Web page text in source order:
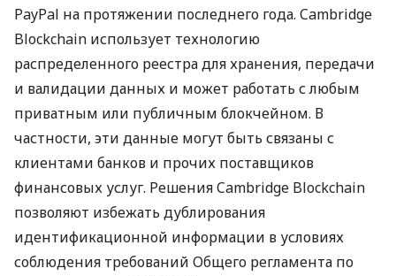
PayPal на протяжении последнего года. Cambridge
Blockchain использует технологию
распределенного реестра для хранения, передачи
и валидации данных и может работать с любым
приватным или публичным блокчейном. В
частности, эти данные могут быть связаны с
клиентами банков и прочих поставщиков
финансовых услуг. Решения Cambridge Blockchain
позволяют избежать дублирования
идентификационной информации в условиях
соблюдения требований Общего регламента по